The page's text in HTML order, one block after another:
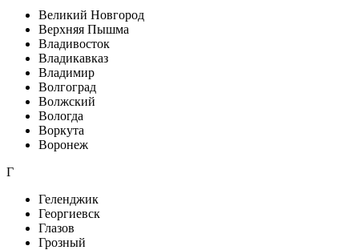
Великий Новгород
Верхняя Пышма
Владивосток
Владикавказ
Владимир
Волгоград
Волжский
Вологда
Воркута
Воронеж
Г
Геленджик
Георгиевск
Глазов
Грозный